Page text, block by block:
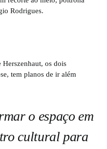
os dois
tem planos de ir além
o espaço em
cultural para